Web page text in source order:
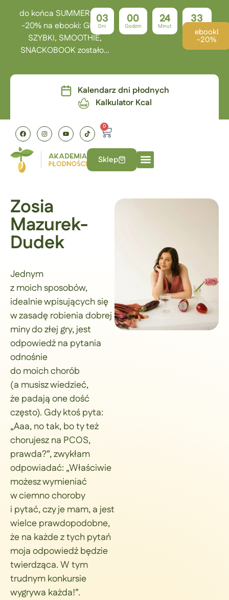
do końca SUMMER TIME
-20% na ebooki: GRILL,
SZYBKI, SMOOTHIE,
SNACKOBOOK zostało…
03
Dni
00
Godzin
24
Minut
32
ebookI
-20%
Kalendarz dni płodnych
Kalkulator Kcal
Sklep
0
Zosia
Mazurek-
Dudek
Jednym
z moich sposobów,
idealnie wpisujących się
w zasadę robienia dobrej
miny do złej gry, jest
odpowiedź na pytania
odnośnie
do moich chorób
(a musisz wiedzieć,
że padają one dość
często). Gdy ktoś pyta:
„Aaa, no tak, bo ty też
chorujesz na PCOS,
prawda?”, zwykłam
odpowiadać: „Właściwie
możesz wymieniać
w ciemno choroby
i pytać, czy je mam, a jest
wielce prawdopodobne,
że na każde z tych pytań
moja odpowiedź będzie
twierdząca. W tym
trudnym konkursie
wygrywa każda!”.